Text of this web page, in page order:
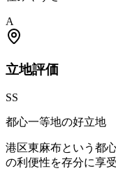
A
立地評価
SS
都心一等地の好立地
港区東麻布という都
の利便性を存分に享